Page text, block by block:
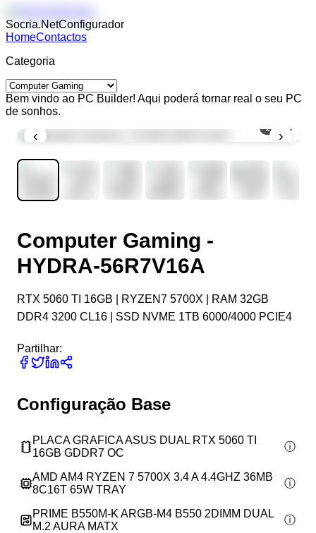
Socria.NetConfigurador
HomeContactos
Categoria
Bem vindo ao PC Builder! Aqui poderá tornar real o seu PC
de sonhos.
‹ ›
1/
Computer Gaming -
HYDRA-56R7V16A
RTX 5060 TI 16GB | RYZEN7 5700X | RAM 32GB
DDR4 3200 CL16 | SSD NVME 1TB 6000/4000 PCIE4
Partilhar:
Configuração Base
PLACA GRAFICA ASUS DUAL RTX 5060 TI
16GB GDDR7 OC
AMD AM4 RYZEN 7 5700X 3.4 A 4.4GHZ 36MB
8C16T 65W TRAY
PRIME B550M-K ARGB-M4 B550 2DIMM DUAL
M.2 AURA MATX